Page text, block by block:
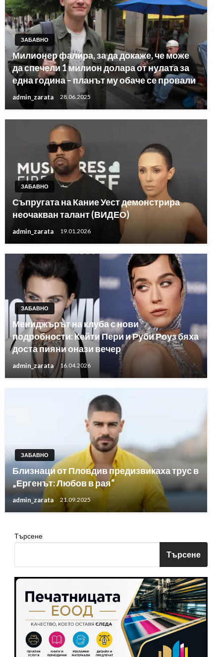
ЗАБАВНО
Милионер фалира, за да докаже, че може
да спечели 1 милион долара от нулата за
една година – планът му обаче се провали
admin_zarata 28.06.2025
ЗАБАВНО
Съпругата на Кание Уест демонстрира
неочакван талант (ВИДЕО)
admin_zarata 19.01.2026
ЗАБАВНО
Мениджърът на клуба с нови
подробности: Кейти Пери и Руби Роуз бяха
доста пияни онази вечер
admin_zarata 16.04.2026
ЗАБАВНО
Близнаци от Пловдив предизвикаха трус в
„Ергенът: Любов в рая“
admin_zarata 21.09.2025
Търсене
Търсене